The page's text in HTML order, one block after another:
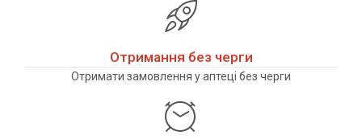
Отримання без черги
Отримати замовлення у аптеці без черги